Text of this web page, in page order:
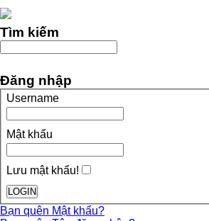
Tìm kiếm
Đăng nhập
Username
Mật khẩu
Lưu mật khẩu!
Bạn quên Mật khẩu?